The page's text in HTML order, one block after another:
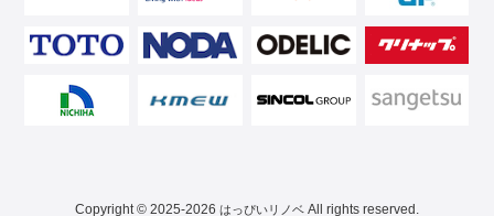
Copyright © 2025-2026 はっぴいリノベ All rights reserved.